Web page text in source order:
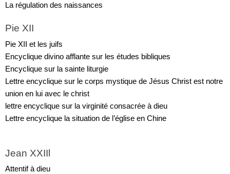
La régulation des naissances
Pie XII
Pie XII et les juifs
Encyclique divino afflante sur les études bibliques
Encyclique sur la sainte liturgie
Lettre encyclique sur le corps mystique de Jésus Christ est notre
union en lui avec le christ
lettre encyclique sur la virginité consacrée à dieu
Lettre encyclique la situation de l’église en Chine
Jean XXIIl
Attentif à dieu